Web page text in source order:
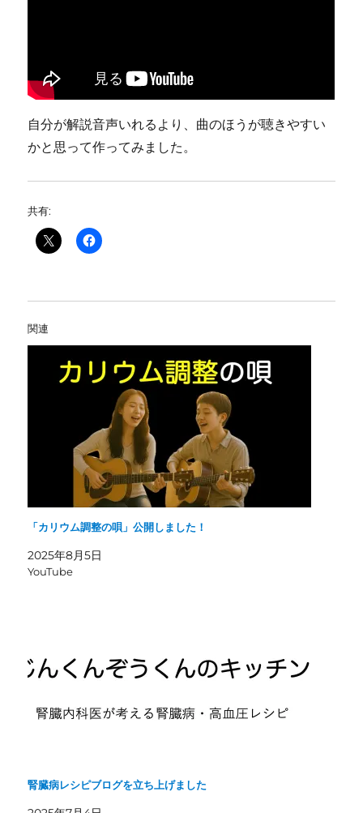
自分が解説音声いれるより、曲のほうが聴きやすい
かと思って作ってみました。
共有:
関連
「カリウム調整の唄」公開しました！
2025年8月5日
YouTube
腎臓病レシピブログを立ち上げました